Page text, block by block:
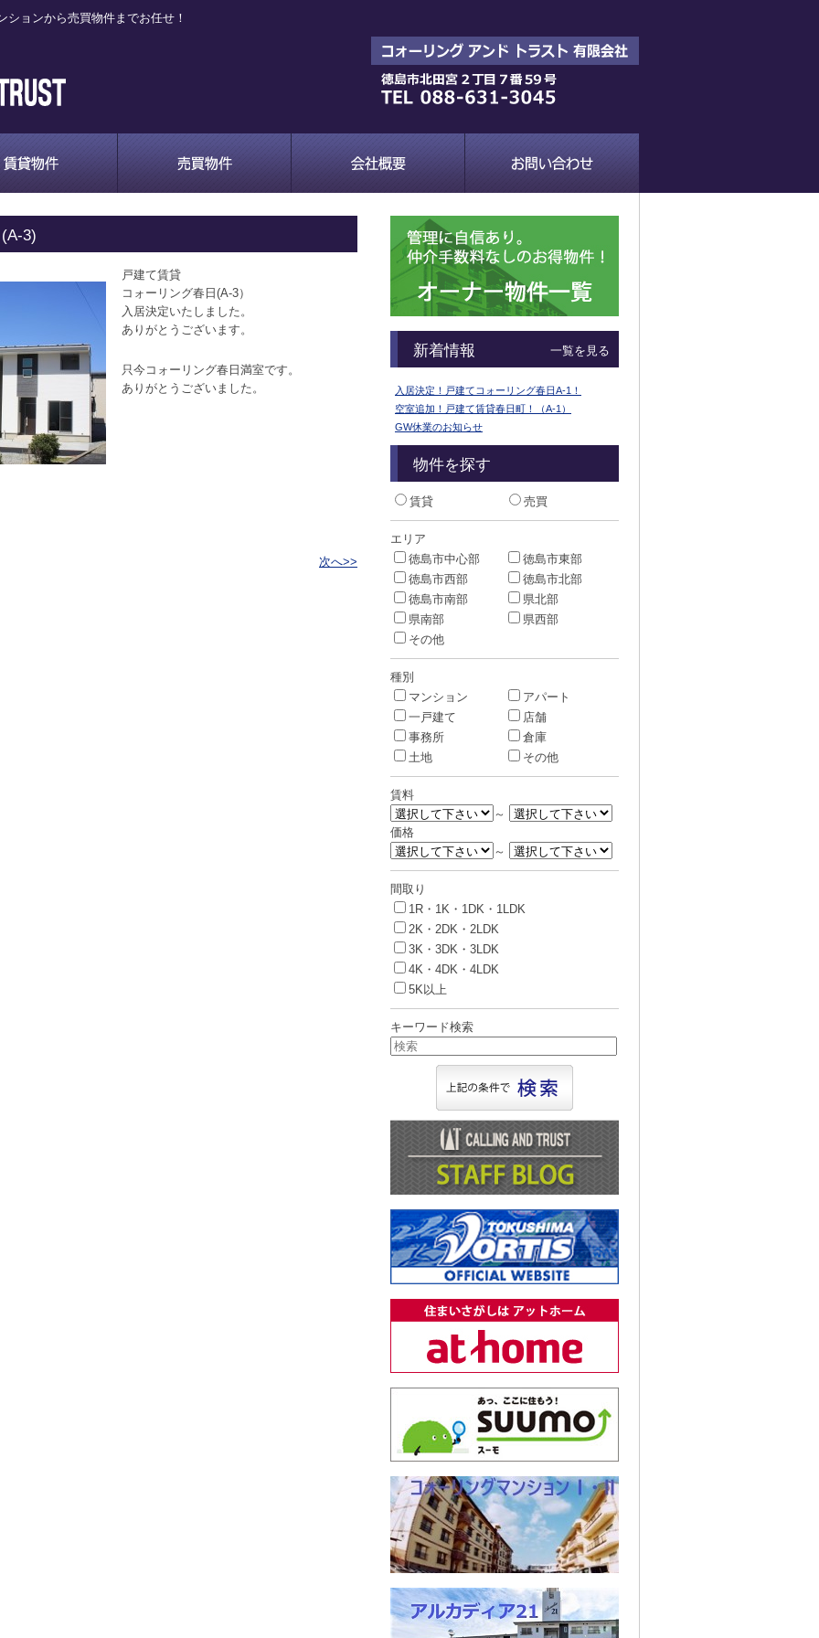
ョンから売買物件までお任せ！
3)
戸建て賃貸
コォーリング春日(A-3）
入居決定いたしました。
ありがとうございます。
只今コォーリング春日満室です。
ありがとうございました。
次へ>>
新着情報 一覧を見る
入居決定！戸建てコォーリング春日A-1！
空室追加！戸建て賃貸春日町！（A-1）
GW休業のお知らせ
物件を探す
賃貸 売買
エリア
徳島市中心部
徳島市東部
徳島市西部
徳島市北部
徳島市南部
県北部
県南部
県西部
その他
種別
マンション
アパート
一戸建て
店舗
事務所
倉庫
土地
その他
賃料
～
価格
～
間取り
1R・1K・1DK・1LDK
2K・2DK・2LDK
3K・3DK・3LDK
4K・4DK・4LDK
5K以上
キーワード検索